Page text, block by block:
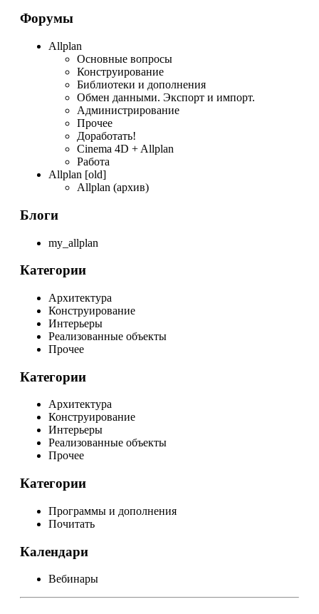
Форумы
Allplan
Основные вопросы
Конструирование
Библиотеки и дополнения
Обмен данными. Экспорт и импорт.
Администрирование
Прочее
Доработать!
Cinema 4D + Allplan
Работа
Allplan [old]
Allplan (архив)
Блоги
my_allplan
Категории
Архитектура
Конструирование
Интерьеры
Реализованные объекты
Прочее
Категории
Архитектура
Конструирование
Интерьеры
Реализованные объекты
Прочее
Категории
Программы и дополнения
Почитать
Календари
Вебинары